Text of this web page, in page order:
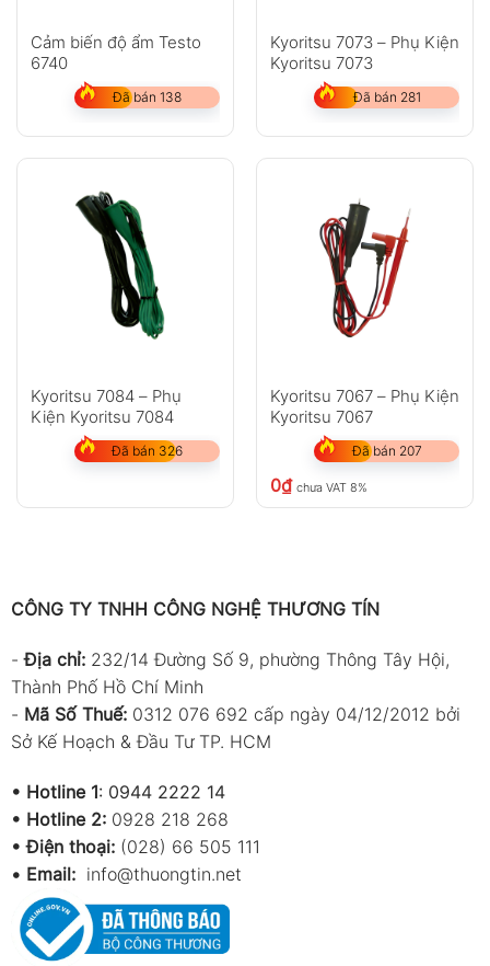
Cảm biến độ ẩm Testo
6740
Đã bán 138
Kyoritsu 7073 – Phụ Kiện
Kyoritsu 7073
Đã bán 281
Kyoritsu 7084 – Phụ
Kiện Kyoritsu 7084
Đã bán 326
Kyoritsu 7067 – Phụ Kiện
Kyoritsu 7067
Đã bán 207
0₫ chưa VAT 8%
CÔNG TY TNHH CÔNG NGHỆ THƯƠNG TÍN
-Địa chỉ: 232/14 Đường Số 9, phường Thông Tây Hội,
Thành Phố Hồ Chí Minh
- Mã Số Thuế: 0312 076 692 cấp ngày 04/12/2012 bởi
Sở Kế Hoạch & Đầu Tư TP. HCM
• Hotline 1: 0944 2222 14
• Hotline 2: 0928 218 268
• Điện thoại: (028) 66 505 111
• Email: info@thuongtin.net